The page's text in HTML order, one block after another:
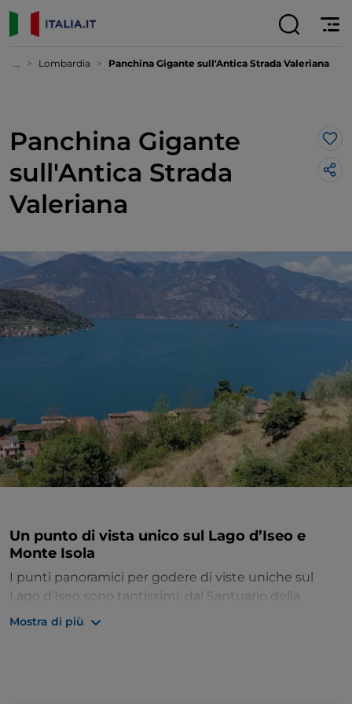
... Lombardia Panchina Gigante sull'Antica Strada Valeriana
Panchina Gigante
sull'Antica Strada
Valeriana
Un punto di vista unico sul Lago d’Iseo e
Monte Isola
I punti panoramici per godere di viste uniche sul
Lago d'Iseo sono tantissimi, dal Santuario della
Madonna della Ceriola al Monte Guglielmo. Ma ce n'è
Mostra di più